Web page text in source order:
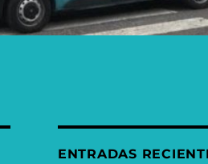
ENTRADAS